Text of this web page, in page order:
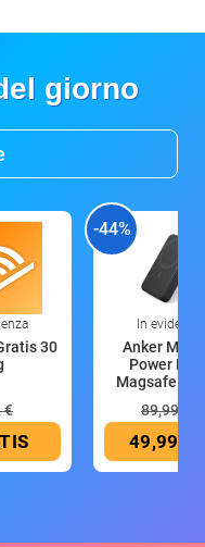
giorno
30
€
-44%
In evidenza
Anker
Power
Magsafe
89,99 €
49,99 €